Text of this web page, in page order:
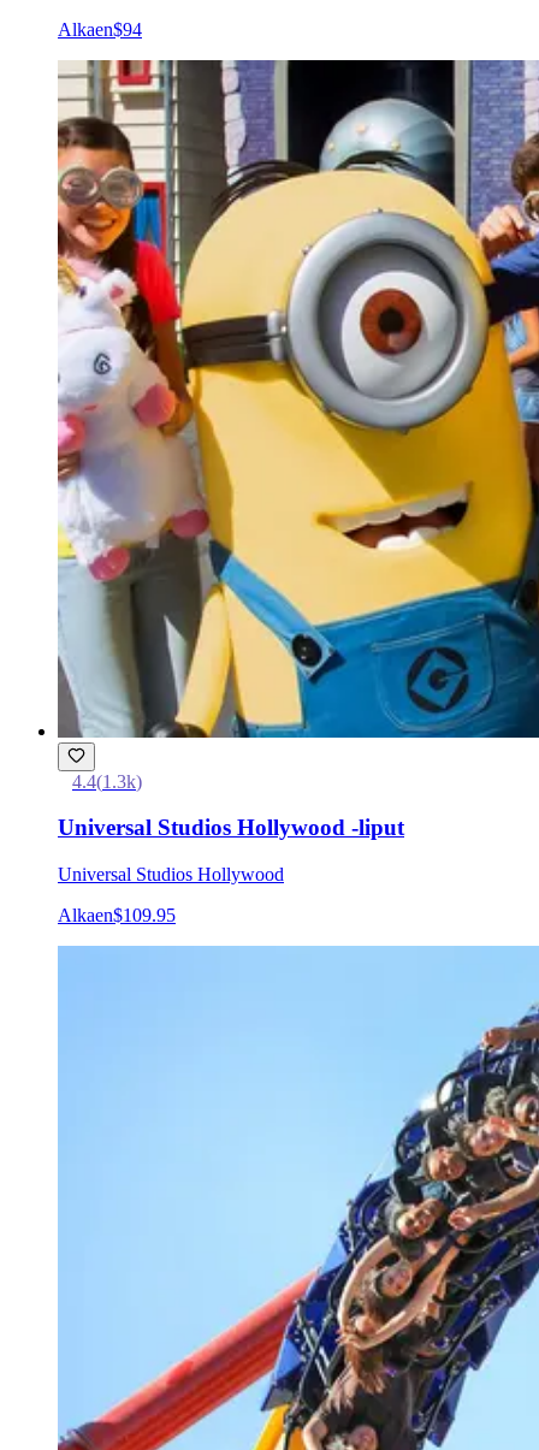
Alkaen$94
4.4(1.3k)
Universal Studios Hollywood -liput
Universal Studios Hollywood
Alkaen$109.95